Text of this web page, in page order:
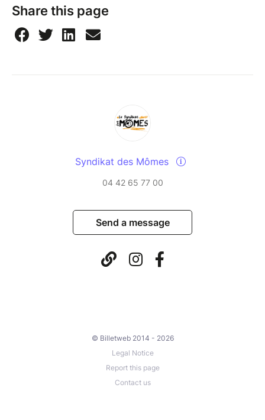
Share this page
Syndikat des Mômes
04 42 65 77 00
Send a message
© Billetweb 2014 - 2026
Legal Notice
Report this page
Contact us